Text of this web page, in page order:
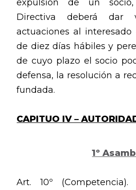
expulsión de un
Directiva deberá
actuaciones al
de diez días hábiles y
de cuyo plazo el socio
defensa, la resolución a
fundada.
CAPITUO IV –
1º
Art. 10º